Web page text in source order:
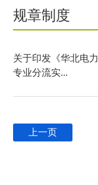
规章制度
关于印发《华北电
专业分流实...
上一页